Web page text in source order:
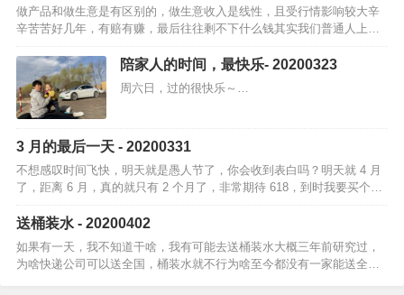
做产品和做生意是有区别的，做生意收入是线性，且受行情影响较大辛
辛苦苦好几年，有赔有赚，最后往往剩不下什么钱其实我们普通人上班
打工就是在做生意，只不过风险小一点，基本不会赔钱每年收入会递增
一点点，开支也…
陪家人的时间，最快乐- 20200323
周六日，过的很快乐～…
3 月的最后一天 - 20200331
不想感叹时间飞快，明天就是愚人节了，你会收到表白吗？明天就 4 月
了，距离 6 月，真的就只有 2 个月了，非常期待 618，到时我要买个大
礼物！这两天开始对晨跑蠢蠢欲动了，指不定哪天就开始了，跑个…
送桶装水 - 20200402
如果有一天，我不知道干啥，我有可能去送桶装水大概三年前研究过，
为啥快递公司可以送全国，桶装水就不行为啥至今都没有一家能送全国